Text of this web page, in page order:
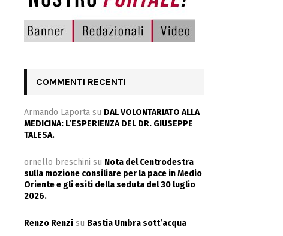
COMMENTI RECENTI
Armando Laporta su DAL VOLONTARIATO ALLA
MEDICINA: L’ESPERIENZA DEL DR. GIUSEPPE
TALESA.
ornello breschini su Nota del Centrodestra
sulla mozione consiliare per la pace in Medio
Oriente e gli esiti della seduta del 30 luglio
2026.
Renzo Renzi su Bastia Umbra sott’acqua